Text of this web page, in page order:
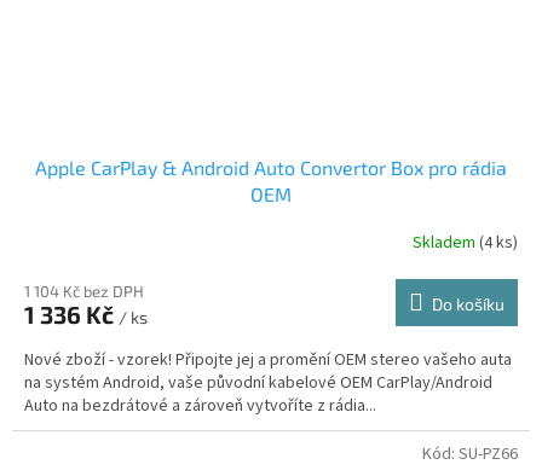
Apple CarPlay & Android Auto Convertor Box pro rádia
OEM
Skladem (4 ks)
1 104 Kč bez DPH
1 336 Kč / ks
Do košíku
Nové zboží - vzorek! Připojte jej a promění OEM stereo vašeho auta
na systém Android, vaše původní kabelové OEM CarPlay/Android
Auto na bezdrátové a zároveň vytvoříte z rádia...
Kód: SU-PZ66